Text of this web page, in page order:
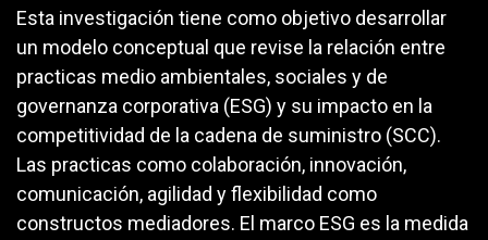
Esta investigación tiene como objetivo desarrollar
un modelo conceptual que revise la relación entre
practicas medio ambientales, sociales y de
governanza corporativa (ESG) y su impacto en la
competitividad de la cadena de suministro (SCC).
Las practicas como colaboración, innovación,
comunicación, agilidad y flexibilidad como
constructos mediadores. El marco ESG es la medida